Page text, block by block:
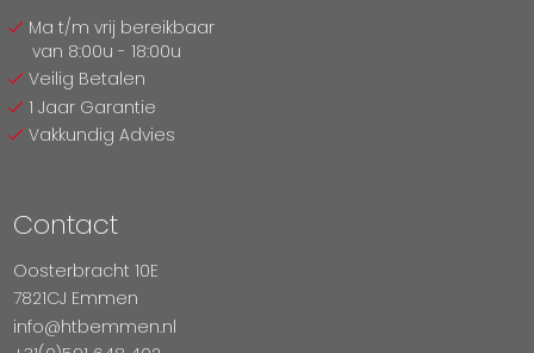
Ma t/m vrij bereikbaar
van 8:00u - 18:00u
Veilig Betalen
1 Jaar Garantie
Vakkundig Advies
Contact
Oosterbracht 10E
7821CJ Emmen
info@htbemmen.nl